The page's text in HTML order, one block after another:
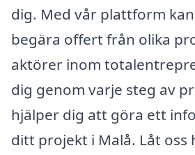
dig. Med vår plattform
begära offert från olika
aktörer inom
dig genom varje steg av
hjälper dig att göra ett
ditt projekt i Malå. Låt oss